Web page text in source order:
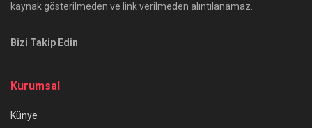
kaynak gösterilmeden ve link verilmeden alıntılanamaz.
Bizi Takip Edin
Kurumsal
Künye